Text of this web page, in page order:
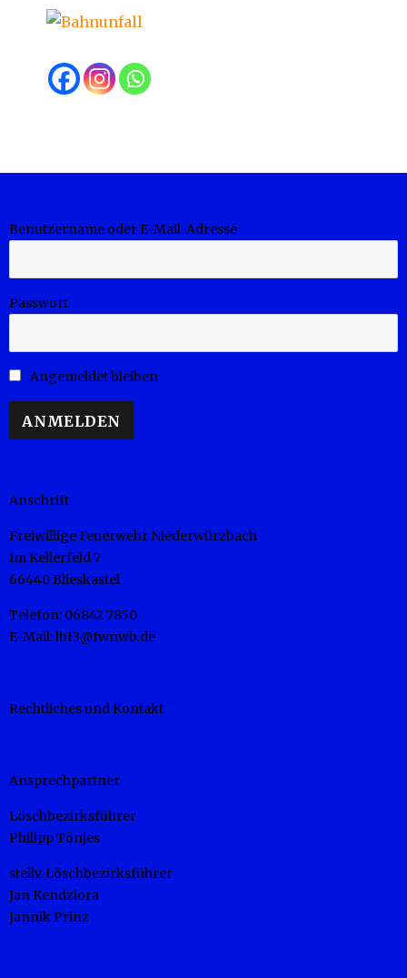
Benutzername oder E-Mail-Adresse
Passwort
Angemeldet bleiben
Anschrift
Freiwillige Feuerwehr Niederwürzbach
Im Kellerfeld 7
66440 Blieskastel
Telefon: 06842 7850
E-Mail: lb13@fwnwb.de
Rechtliches und Kontakt
Ansprechpartner
Löschbezirksführer
Philipp Tönjes
stellv. Löschbezirksführer
Jan Kendziora
Jannik Prinz